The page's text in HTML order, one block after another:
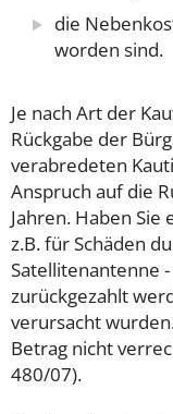
die
worden sind.
Je nach Art der
Rückgabe der
verabredeten
Anspruch auf die
Jahren. Haben Sie
z.B. für Schäden
Satellitenantenne
zurückgezahlt
verursacht
Betrag nicht
480/07).